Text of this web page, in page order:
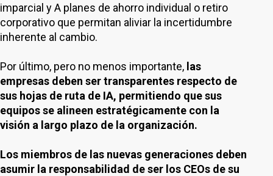
imparcial y A planes de ahorro individual o retiro
corporativo que permitan aliviar la incertidumbre
inherente al cambio.
Por último, pero no menos importante, las
empresas deben ser transparentes respecto de
sus hojas de ruta de IA, permitiendo que sus
equipos se alineen estratégicamente con la
visión a largo plazo de la organización.
Los miembros de las nuevas generaciones deben
asumir la responsabilidad de ser los CEOs de su